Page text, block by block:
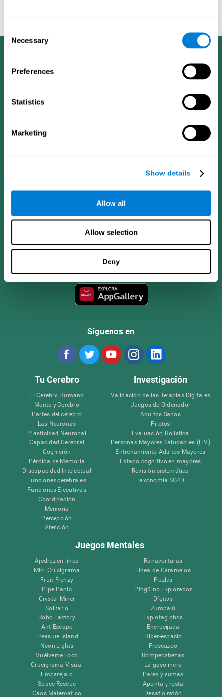
Selection
Necessary
Preferences
Statistics
Marketing
Show details
Allow all
Allow selection
Deny
CogniFit App
Síguenos en
Tu Cerebro
El Cerebro Humano
Mente y Cerebro
Partes del cerebro
Las Neuronas
Plasticidad Neuronal
Capacidad Cerebral
Cognición
Pérdida de Memoria
Discapacidad Intelectual
Funciones cerebrales
Funciones Ejecutivas
Coordinación
Memoria
Percepción
Atención
Investigación
Validación de las Terapias Digitales
Juegos de Ordenador
Adultos Sanos
Pilotos
Evaluación Holistica
Personas Mayores Saludables (iTV)
Entrenamiento Adultos Mayores
Estado cognitivo en mayores
Revisión sistemática
Taxonomía SG4D
Juegos Mentales
Ajedrez en línea
Mini Crucigrama
Fruit Frenzy
Pipe Panic
Crystal Miner
Solitario
Robo Factory
Ant Escape
Treasure Island
Neon Lights
Vuélveme Loco
Crucigrama Visual
Emparéjalo
Space Rescue
Caos Matemático
Ranaventuras
Línea de Caramelos
Puzles
Pingüino Explorador
Dígitos
Zumbalú
Explotaglobos
Encrucijada
Hiper-espacio
Frescazoo
Rompecabezas
La gasolinera
Pares y sumas
Apunta y resta
Desafío ratón